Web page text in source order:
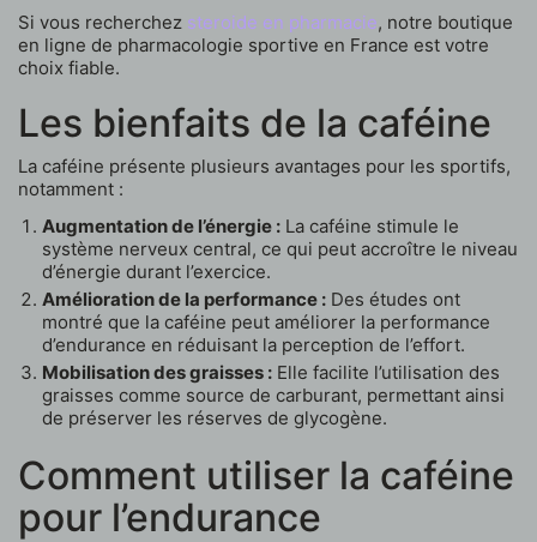
Si vous recherchez steroide en pharmacie, notre boutique
en ligne de pharmacologie sportive en France est votre
choix fiable.
Les bienfaits de la caféine
La caféine présente plusieurs avantages pour les sportifs,
notamment :
Augmentation de l’énergie : La caféine stimule le
système nerveux central, ce qui peut accroître le niveau
d’énergie durant l’exercice.
Amélioration de la performance : Des études ont
montré que la caféine peut améliorer la performance
d’endurance en réduisant la perception de l’effort.
Mobilisation des graisses : Elle facilite l’utilisation des
graisses comme source de carburant, permettant ainsi
de préserver les réserves de glycogène.
Comment utiliser la caféine
pour l’endurance